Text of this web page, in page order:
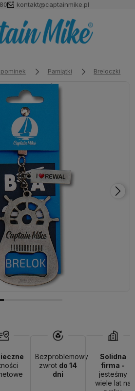
kontakt@captainmike.pl
Pamiątki Breloczki
Bezproblemowy
zwrot do 14
dni
Solidna
firma -
jesteśmy
wiele lat na